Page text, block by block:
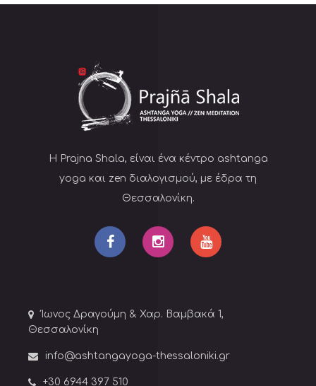
Η Prajna Shala, είναι ένα κέντρο ashtanga
yoga και zen διαλογισμού, με έδρα τη
Θεσσαλονίκη.
Ίωνος Δραγούμη & Χαρ. Βαμβακά 1,
Θεσσαλονίκη
info@ashtangayoga-thessaloniki.gr
+30 6944 397 510